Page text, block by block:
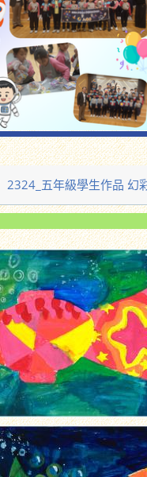
2324_五年級學生作品 幻